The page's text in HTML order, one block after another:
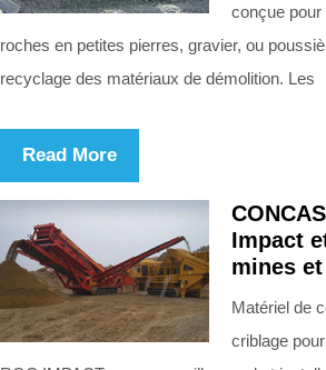
conçue
roches en petites pierres, gravier, ou
recyclage des matériaux de démolition. Les
Read More
Impact
mines
Matériel de
criblage